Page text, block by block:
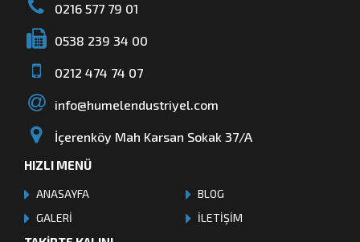
0216 577 79 01
0538 239 34 00
0212 474 74 07
info@humelendustriyel.com
İçerenköy Mah Karsan Sokak 37/A
HIZLI MENÜ
ANASAYFA
GALERİ
BLOG
İLETİŞİM